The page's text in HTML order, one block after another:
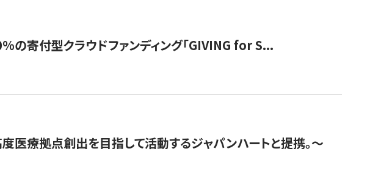
の寄付型クラウドファンディング「GIVING for S...
医療拠点創出を目指して活動するジャパンハートと提携。〜